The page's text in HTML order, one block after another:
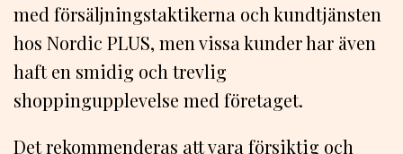
med försäljningstaktikerna och kundtjänsten
hos Nordic PLUS, men vissa kunder har även
haft en smidig och trevlig
shoppingupplevelse med företaget.
Det rekommenderas att vara försiktig och